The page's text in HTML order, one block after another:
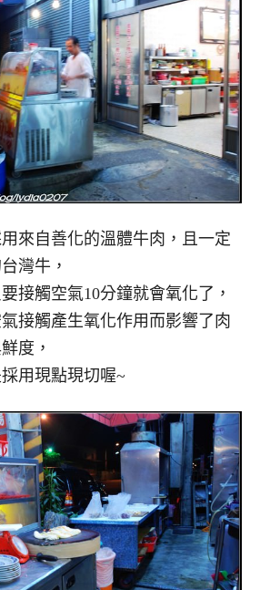
來自善化的溫體牛肉，且一定
灣牛，
接觸空氣10分鐘就會氧化了，
接觸產生氧化作用而影響了肉
度，
用現點現切喔~